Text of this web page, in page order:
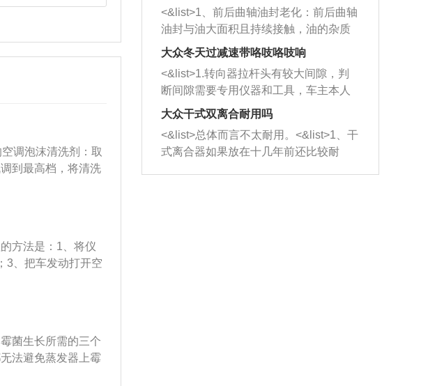
调泡沫清洗剂：取
到最高档，将清洗
中流出。2、启动
毕后：空调系统
更换新的空调滤芯
方法是：1、将仪
3、把车发动打开空
调车熄火即可。以
结构为5门5座su
菌生长所需的三个
法避免蒸发器上霉
很可能在潮湿和温
西取出来。但如果是因为积碳过多引起
的堵塞，就需要将三元催化器泡在草酸
洗剂对堵塞的情况得到解决，将清洗剂
放在燃油箱中，与燃油混合后，车辆启
动时，就可以和汽油一起进入到燃烧
室，最后形成废气排出，就可以让三元
催化器得到清洗，排气管堵塞的情况就
能够得到解决。
一圈半的练习，往右同样也要打相同的
圈数。 <&list>3、最后强调要反复练
习，这样就可以形成肌肉记忆，在真实
驾驶车辆时，不需要记忆也能打好方
向。
<&list>1、前后曲轴油封老化：前后曲轴
油封与油大面积且持续接触，油的杂质
和发动机内持续温度变化使其密封效果
逐渐减弱，导致渗油或漏油。<&list>2、
活塞间隙过大：积碳会使活塞环与缸体
的间隙扩大，导致机油流入燃烧室中，
造成烧机油。<&list>3、机油粘度。使用
机油粘度过小的话，同样会有烧机油现
象，机油粘度过小具有很好的流动性，
大众冬天过减速带咯吱咯吱响
<&list>1.转向器拉杆头有较大间隙，判
断间隙需要专用仪器和工具，车主本人
无法制作，需要将车辆送到修理厂或4s
店；<&list>2.车辆半轴套管防尘罩破
裂，破裂后会出现漏油现象，使半轴磨
损严重，磨损的半轴容易损坏，产生异
响；<&list>3.稳定器的转向胶套和球头
大众干式双离合耐用吗
<&list>总体而言不太耐用。<&list>1、干
式离合器如果放在十几年前还比较耐